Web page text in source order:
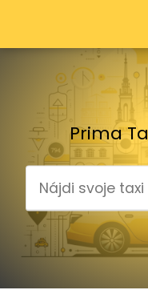
Prima